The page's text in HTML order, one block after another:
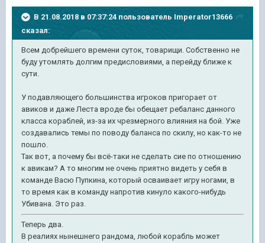
В 21.08.2018 в 07:37:24 пользователь Imperator13666
сказал:
Всем добрейшего времени суток, товарищи. Собственно не
буду утомлять долгим предисловиями, а перейду ближе к
сути.
У подавляющего большинства игроков пригорает от
авиков и даже Леста вроде бы обещает ребаланс данного
класса кораблей, из-за их чрезмерного влияния на бой. Уже
создавались темы по поводу баланса по скилу, но как-то не
пошло.
Так вот, а почему бы всё-таки не сделать сие по отношению
к авикам? А то многим не очень приятно видеть у себя в
команде Васю Пупкина, который осваивает игру ногами, в
то время как в команду напротив кинуло какого-нибудь
Убивана. Это раз.
Теперь два.
В реалиях нынешнего рандома, любой корабль может